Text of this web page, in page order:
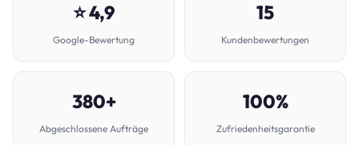
⭐ 4,9
Google-Bewertung
15
Kundenbewertungen
380+
Abgeschlossene Aufträge
100%
Zufriedenheitsgarantie